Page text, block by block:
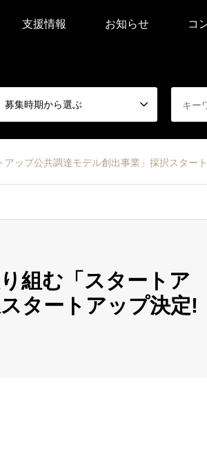
支援情報 お知らせ コ
募集時期から選ぶ
ップ公共調達モデル創出事業」採択スター
組む「スタートア
タートアップ決定!